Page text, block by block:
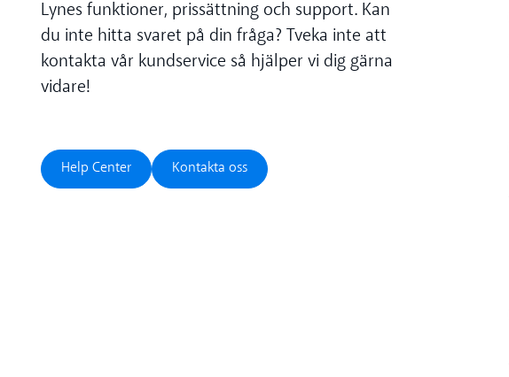
Lynes funktioner, prissättning och support. Kan
du inte hitta svaret på din fråga? Tveka inte att
kontakta vår kundservice så hjälper vi dig gärna
vidare!
Help Center
Help Center
Kontakta oss
Kontakta oss